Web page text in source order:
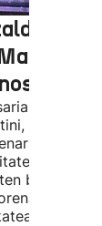
eman
ia 50
Orain
Plazan
berak jaso
Jon
eman